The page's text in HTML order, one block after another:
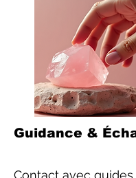
Guidance &
Contact avec guides,